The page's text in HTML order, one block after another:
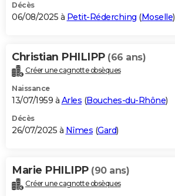
Décès
06/08/2025 à Petit-Réderching (Moselle)
Christian PHILIPP (66 ans)
Créer une cagnotte obsèques
Naissance
13/07/1959 à Arles (Bouches-du-Rhône)
Décès
26/07/2025 à Nîmes (Gard)
Marie PHILIPP (90 ans)
Créer une cagnotte obsèques